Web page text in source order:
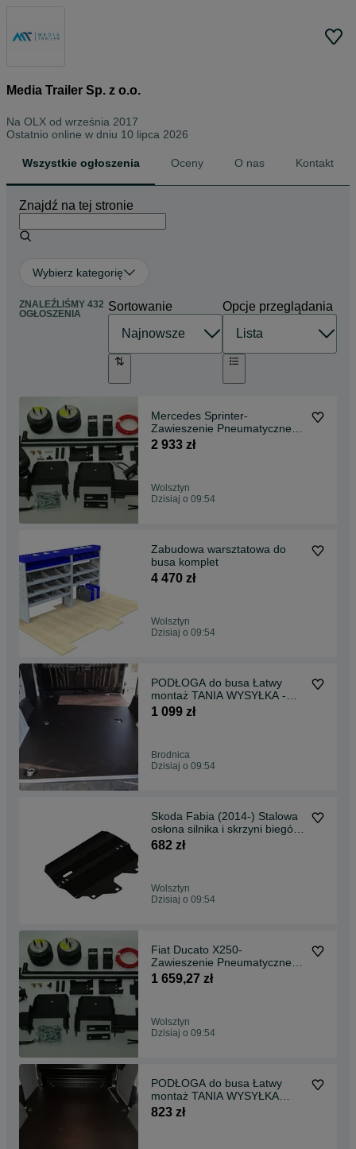
Media Trailer Sp. z o.o.
Na OLX od września 2017
Ostatnio online w dniu 10 lipca 2026
Wszystkie ogłoszenia Oceny O nas Kontakt
Znajdź na tej stronie
Wybierz kategorię
ZNALEŹLIŚMY 432
OGŁOSZENIA
Sortowanie Opcje przeglądania
Mercedes Sprinter-
Zawieszenie Pneumatyczne
wersja. C -Wysyłka Gratis
2 933 zł
Wolsztyn
Dzisiaj o 09:54
Zabudowa warsztatowa do
busa komplet
4 470 zł
Wolsztyn
Dzisiaj o 09:54
PODŁOGA do busa Łatwy
montaż TANIA WYSYŁKA -
Zabudowa Busa Scudo L1 !!
1 099 zł
Brodnica
Dzisiaj o 09:54
Skoda Fabia (2014-) Stalowa
osłona silnika i skrzyni biegów
+ Akcesori
682 zł
Wolsztyn
Dzisiaj o 09:54
Fiat Ducato X250-
Zawieszenie Pneumatyczne
wersja. A - Wysyłka Gratis
1 659,27 zł
Wolsztyn
Dzisiaj o 09:54
PODŁOGA do busa Łatwy
montaż TANIA WYSYŁKA
Zabudowa Busa EXPERT L1 !!
823 zł